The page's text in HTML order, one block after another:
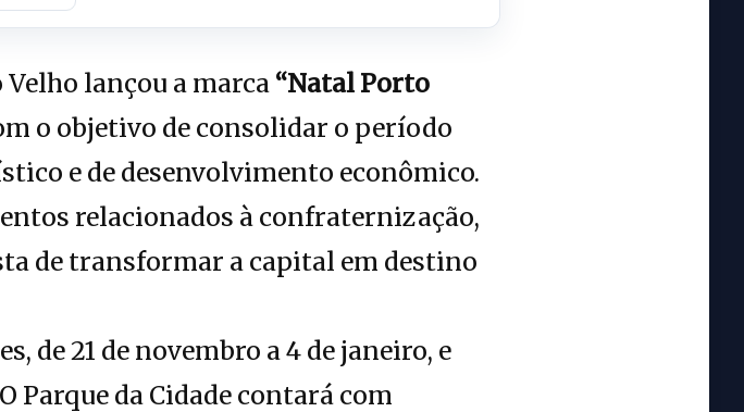
lançou a marca “Natal Porto
o objetivo de consolidar o período
e de desenvolvimento econômico.
relacionados à confraternização,
de transformar a capital em destino
de 21 de novembro a 4 de janeiro, e
Parque da Cidade contará com